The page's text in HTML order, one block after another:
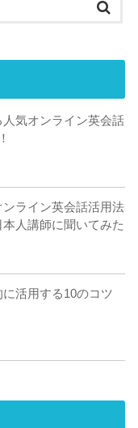
気オンライン英会話
ライン英会話活用法
人講師に聞いてみた
活用する10のコツ